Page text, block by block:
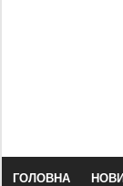
ГОЛОВНА